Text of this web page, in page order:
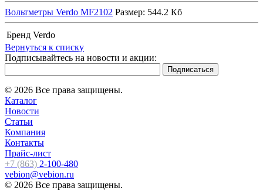
Вольтметры Verdo MF2102 Размер: 544.2 Кб
Бренд Verdo
Вернуться к списку
Подписывайтесь на новости и акции:
© 2026 Все права защищены.
Каталог
Новости
Статьи
Компания
Контакты
Прайс-лист
+7 (863) 2-100-480
vebion@vebion.ru
© 2026 Все права защищены.